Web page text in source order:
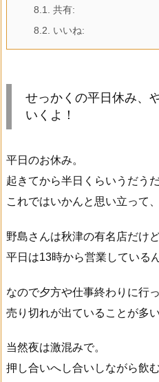
8.1.
共有:
8.2.
いいね:
せっかくの平日休み、
いくよ！
平日のお休み。
起きてから半日くらいうだう
これではいかんと思い立って
野島さんは秋津の有名店だけど
平日は13時から営業している
なので夕方や仕事終わりに行っ
売り切れが出ていることが多い
当然夜は激混みで。
押し合いへし合いしながら飲